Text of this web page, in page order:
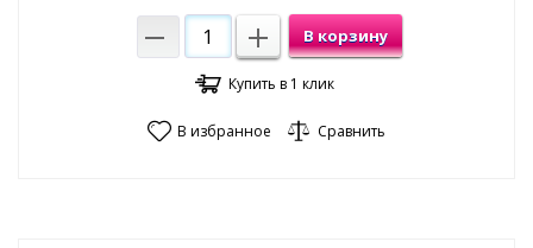
В корзину
Купить в 1 клик
В избранное Сравнить